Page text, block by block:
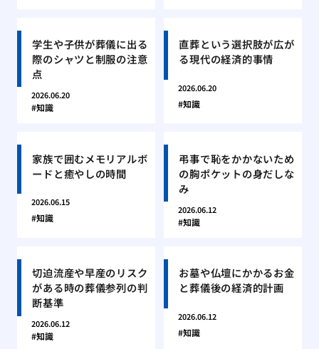
学生や子供が葬儀に出る
際のシャツと制服の注意
点
2026.06.20
知識
直葬という選択肢が広が
る現代の経済的事情
2026.06.20
知識
家族で囲むメモリアルボ
ードと癒やしの時間
2026.06.15
知識
弔事で恥をかかないため
の胸ポケットの身だしな
み
2026.06.12
知識
切迫流産や早産のリスク
がある時の葬儀参列の判
断基準
2026.06.12
知識
お墓や仏壇にかかるお金
と葬儀後の経済的計画
2026.06.12
知識